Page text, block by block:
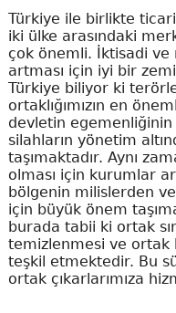
Türkiye ile birlikte
iki ülke arasındaki
çok önemli. İktisadi
artması için iyi bir
Türkiye biliyor ki
ortaklığımızın en
devletin
silahların yönetim
taşımaktadır. Aynı
olması için kurumlar
bölgenin milislerden
için büyük önem
burada tabii ki ortak
temizlenmesi ve ortak
teşkil etmektedir. Bu
ortak çıkarlarımıza